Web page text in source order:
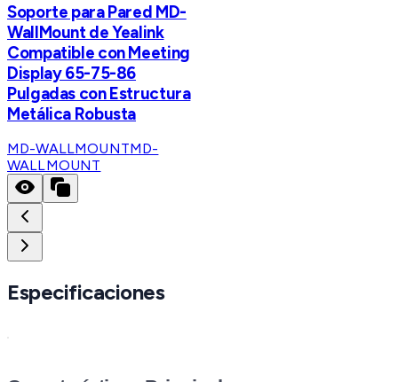
Soporte para Pared MD-
WallMount de Yealink
Compatible con Meeting
Display 65-75-86
Pulgadas con Estructura
Metálica Robusta
MD-WALLMOUNTMD-
WALLMOUNT
Especificaciones